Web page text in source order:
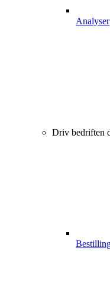
Analyser
Driv bedriften